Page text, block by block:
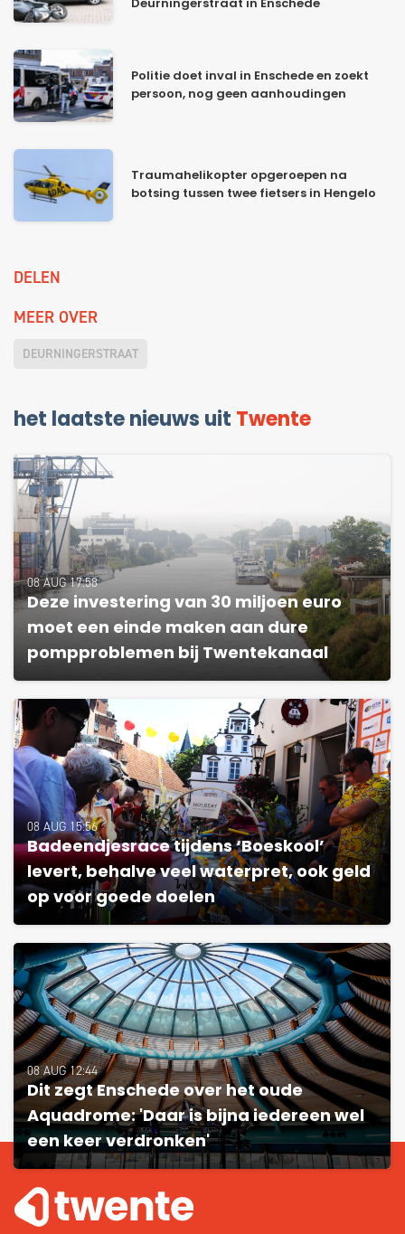
Deurningerstraat in Enschede
Politie doet inval in Enschede en zoekt
persoon, nog geen aanhoudingen
Traumahelikopter opgeroepen na
botsing tussen twee fietsers in Hengelo
DELEN
MEER OVER
DEURNINGERSTRAAT
het laatste nieuws uit Twente
08 AUG 17:58
Deze investering van 30 miljoen euro
moet een einde maken aan dure
pompproblemen bij Twentekanaal
08 AUG 15:56
Badeendjesrace tijdens ‘Boeskool’
levert, behalve veel waterpret, ook geld
op voor goede doelen
08 AUG 12:44
Dit zegt Enschede over het oude
Aquadrome: 'Daar is bijna iedereen wel
een keer verdronken'